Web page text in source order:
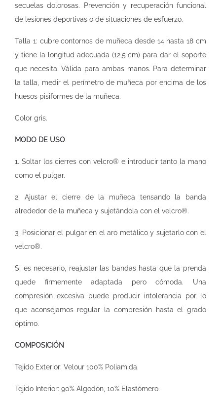
secuelas dolorosas. Prevención y recuperación funcional
de lesiones deportivas o de situaciones de esfuerzo.
Talla 1: cubre contornos de muñeca desde 14 hasta 18 cm
y tiene la longitud adecuada (12,5 cm) para dar el soporte
que necesita. Válida para ambas manos. Para determinar
la talla, medir el perímetro de muñeca por encima de los
huesos pisiformes de la muñeca.
Color gris.
MODO DE USO
1. Soltar los cierres con velcro® e introducir tanto la mano
como el pulgar.
2. Ajustar el cierre de la muñeca tensando la banda
alrededor de la muñeca y sujetándola con el velcro®.
3. Posicionar el pulgar en el aro metálico y sujetarlo con el
velcro®.
Si es necesario, reajustar las bandas hasta que la prenda
quede firmemente adaptada pero cómoda. Una
compresión excesiva puede producir intolerancia por lo
que aconsejamos regular la compresión hasta el grado
óptimo.
COMPOSICIÓN
Tejido Exterior: Velour 100% Poliamida.
Tejido Interior: 90% Algodón, 10% Elastómero.